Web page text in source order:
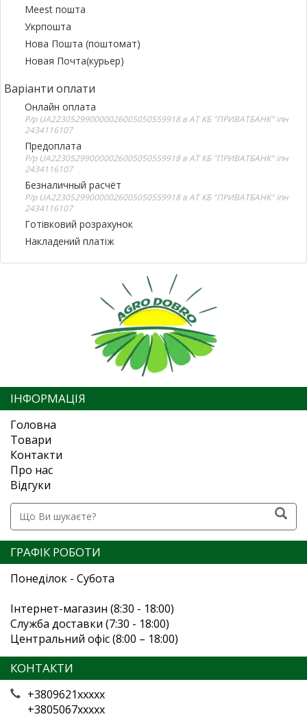
Meest пошта
Укрпошта
Нова Пошта (поштомат)
Новая Почта(курьер)
Варіанти оплати
Онлайн оплата
Р/р UA223052990000026005050559918 в АТ КБ "ПРИВАТБАНК" іпн
2434116107
Предоплата
Р/р UA223052990000026005050559918 в АТ КБ "ПРИВАТБАНК" іпн
2434116107
Безналичный расчёт
Р/р UA223052990000026005050559918 в АТ КБ "ПРИВАТБАНК" іпн
2434116107
Готівковий розрахунок
Накладений платіж
ІНФОРМАЦІЯ
Головна
Товари
Контакти
Про нас
Відгуки
ГРАФІК РОБОТИ
Понеділок - Субота
Інтернет-магазин (8:30 - 18:00)
Служба доставки (7:30 - 18:00)
Центральний офіс (8:00 – 18:00)
КОНТАКТИ
+3809621xxxxx
+3805067xxxxx